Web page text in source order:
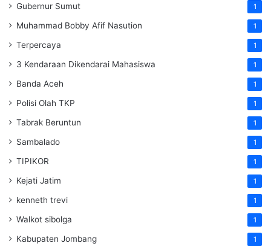
Gubernur Sumut 1
Muhammad Bobby Afif Nasution 1
Terpercaya 1
3 Kendaraan Dikendarai Mahasiswa 1
Banda Aceh 1
Polisi Olah TKP 1
Tabrak Beruntun 1
Sambalado 1
TIPIKOR 1
Kejati Jatim 1
kenneth trevi 1
Walkot sibolga 1
Kabupaten Jombang 1